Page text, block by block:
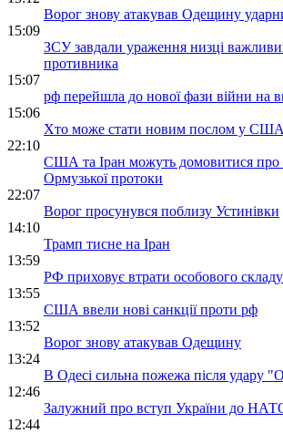
Ворог знову атакував Одещину
15:09
ЗСУ завдали ураження низці
противника
15:07
рф перейшла до нової фази війни на
15:06
Хто може стати новим послом у
22:10
США та Іран можуть домовитися про
Ормузької протоки
22:07
Ворог просунувся поблизу Устинівки
14:10
Трамп тисне на Іран
13:59
РФ приховує втрати особового складу
13:55
США ввели нові санкції проти рф
13:52
Ворог знову атакував Одещину
13:24
В Одесі сильна пожежа після удару
12:46
Залужний про вступ України до
12:44